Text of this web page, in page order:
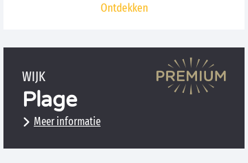
Ontdekken
WIJK
Plage
Meer informatie